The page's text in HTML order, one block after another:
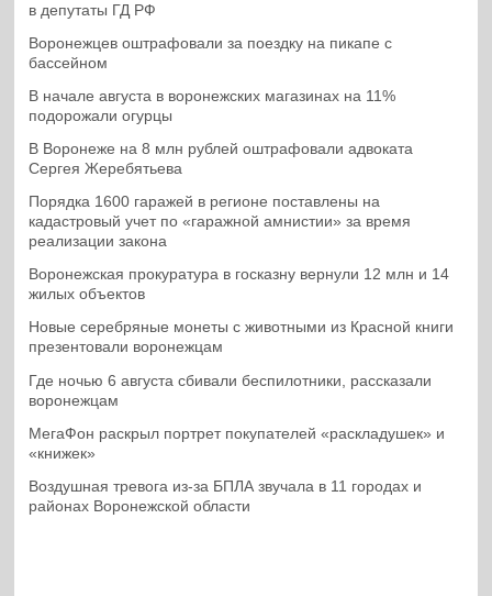
в депутаты ГД РФ
Воронежцев оштрафовали за поездку на пикапе с
бассейном
В начале августа в воронежских магазинах на 11%
подорожали огурцы
В Воронеже на 8 млн рублей оштрафовали адвоката
Сергея Жеребятьева
Порядка 1600 гаражей в регионе поставлены на
кадастровый учет по «гаражной амнистии» за время
реализации закона
Воронежская прокуратура в госказну вернули 12 млн и 14
жилых объектов
Новые серебряные монеты с животными из Красной книги
презентовали воронежцам
Где ночью 6 августа сбивали беспилотники, рассказали
воронежцам
МегаФон раскрыл портрет покупателей «раскладушек» и
«книжек»
Воздушная тревога из-за БПЛА звучала в 11 городах и
районах Воронежской области